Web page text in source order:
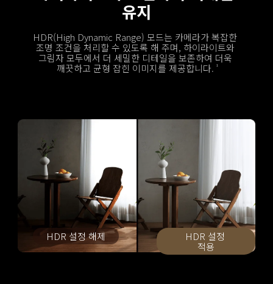
유지
HDR(High Dynamic Range) 모드는 카메라가 복잡한
조명 조건을 처리할 수 있도록 해 주며, 하이라이트와
그림자 모두에서 더 세밀한 디테일을 보존하여 더욱
깨끗하고 균형 잡힌 이미지를 제공합니다. 1
HDR 설정 해제
HDR 설정
적용